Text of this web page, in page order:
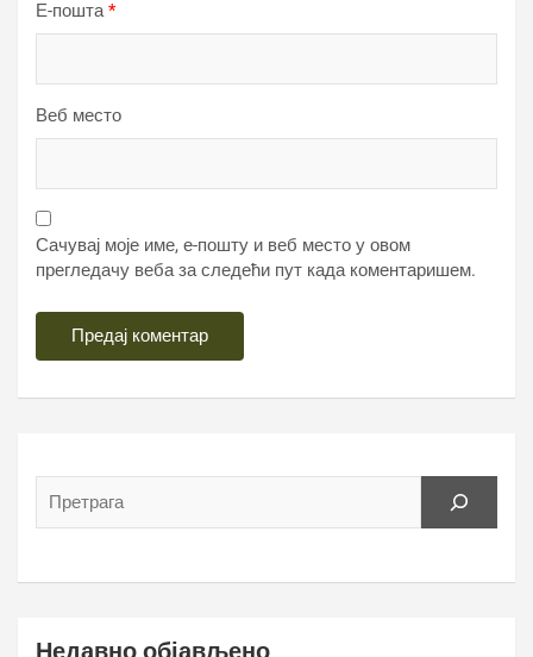
Е-пошта*
Веб место
Сачувај моје име, е-пошту и веб место у овом
прегледачу веба за следећи пут када коментаришем.
Недавно објављено